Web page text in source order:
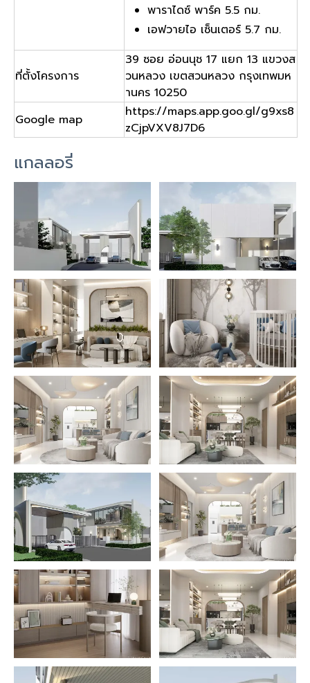
พาราไดซ์ พาร์ค 5.5 กม.
เอฟวายไอ เซ็นเตอร์ 5.7 กม.
ที่ตั้งโครงการ
39 ซอย อ่อนนุช 17 แยก 13 แขวงส
วนหลวง เขตสวนหลวง กรุงเทพมห
านคร 10250
Google map
https://maps.app.goo.gl/g9xs8
zCjpVXV8J7D6
แกลลอรี่